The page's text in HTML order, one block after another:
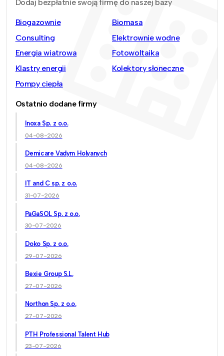
Dodaj bezpłatnie swoją firmę do naszej bazy
Biogazownie
Biomasa
Consulting
Elektrownie wodne
Energia wiatrowa
Fotowoltaika
Klastry energii
Kolektory słoneczne
Pompy ciepła
Ostatnio dodane firmy
Inoxa Sp. z o.o.
04-08-2026
Demicare Vadym Holyanych
04-08-2026
IT and C sp. z o.o.
31-07-2026
PaGaSOL Sp. z o.o.
30-07-2026
Doko Sp. z o.o.
29-07-2026
Bexie Group S.L.
27-07-2026
Northon Sp. z o.o.
27-07-2026
PTH Professional Talent Hub
23-07-2026